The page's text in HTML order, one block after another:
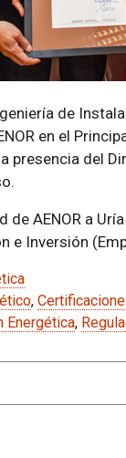
de
en el
presencia del
AENOR a
e Inversión
,
Energética,